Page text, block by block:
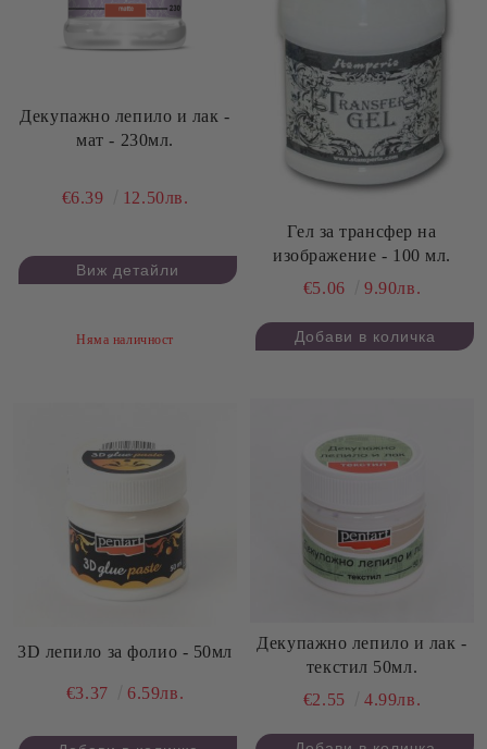
Декупажно лепило и лак -
мат - 230мл.
€6.39 12.50лв.
Виж детайли
Няма наличност
Гел за трансфер на
изображение - 100 мл.
€5.06
9.90лв.
3D лепило за фолио - 50мл
€3.37 6.59лв.
Декупажно лепило и лак -
текстил 50мл.
€2.55
4.99лв.